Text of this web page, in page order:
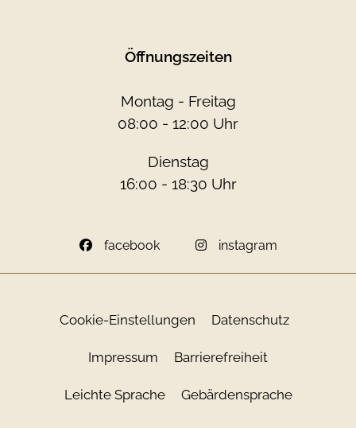
Öffnungszeiten
Montag - Freitag
08:00 - 12:00 Uhr
Dienstag
16:00 - 18:30 Uhr
facebook instagram
Cookie-Einstellungen Datenschutz
Impressum Barrierefreiheit
Leichte Sprache Gebärdensprache